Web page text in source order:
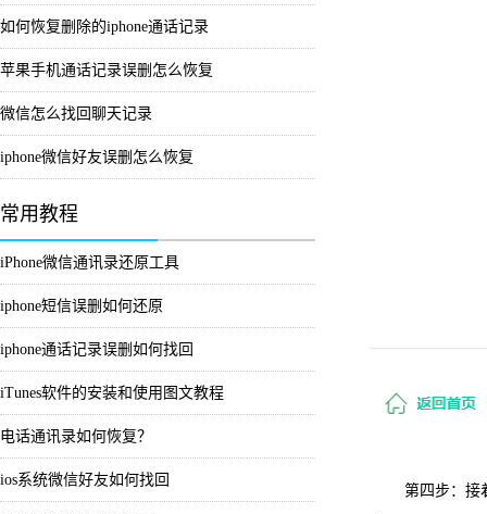
如何恢复删除的iphone通话记录
苹果手机通话记录误删怎么恢复
微信怎么找回聊天记录
iphone微信好友误删怎么恢复
常用教程
iPhone微信通讯录还原工具
iphone短信误删如何还原
iphone通话记录误删如何找回
iTunes软件的安装和使用图文教程
电话通讯录如何恢复？
ios系统微信好友如何找回
第四步：接着